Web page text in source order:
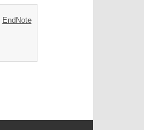
EndNote